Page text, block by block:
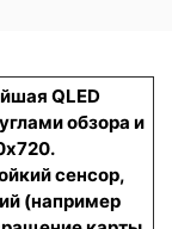
QLED
обзора и
сенсор,
(например